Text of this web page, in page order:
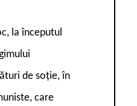
la începutul
de soție, în
care